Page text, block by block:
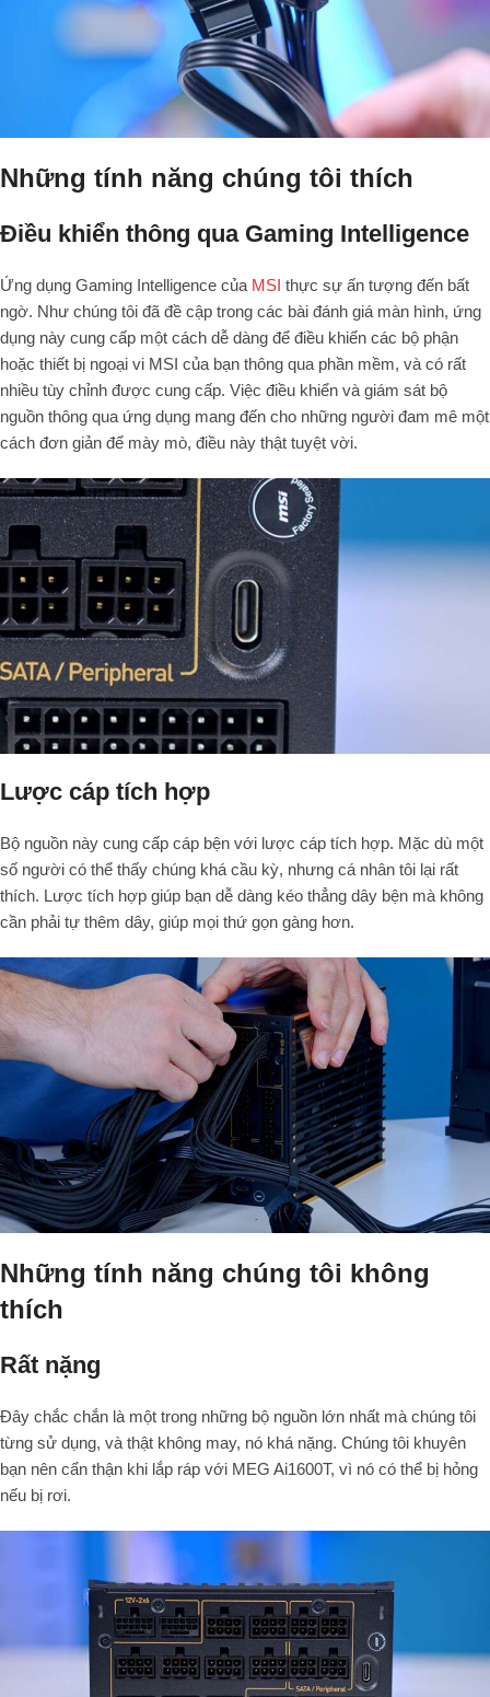
Những tính năng chúng tôi thích
Điều khiển thông qua Gaming Intelligence
Ứng dụng Gaming Intelligence của MSI thực sự ấn tượng đến bất
ngờ. Như chúng tôi đã đề cập trong các bài đánh giá màn hình, ứng
dụng này cung cấp một cách dễ dàng để điều khiển các bộ phận
hoặc thiết bị ngoại vi MSI của bạn thông qua phần mềm, và có rất
nhiều tùy chỉnh được cung cấp. Việc điều khiển và giám sát bộ
nguồn thông qua ứng dụng mang đến cho những người đam mê một
cách đơn giản để mày mò, điều này thật tuyệt vời.
Lược cáp tích hợp
Bộ nguồn này cung cấp cáp bện với lược cáp tích hợp. Mặc dù một
số người có thể thấy chúng khá cầu kỳ, nhưng cá nhân tôi lại rất
thích. Lược tích hợp giúp bạn dễ dàng kéo thẳng dây bện mà không
cần phải tự thêm dây, giúp mọi thứ gọn gàng hơn.
Những tính năng chúng tôi không
thích
Rất nặng
Đây chắc chắn là một trong những bộ nguồn lớn nhất mà chúng tôi
từng sử dụng, và thật không may, nó khá nặng. Chúng tôi khuyên
bạn nên cẩn thận khi lắp ráp với MEG Ai1600T, vì nó có thể bị hỏng
nếu bị rơi.